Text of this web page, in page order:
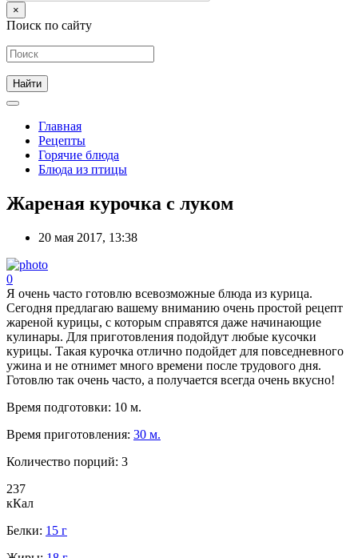
×
Поиск по сайту
Главная
Рецепты
Горячие блюда
Блюда из птицы
Жареная курочка с луком
20 мая 2017, 13:38
0
Я очень часто готовлю всевозможные блюда из курица.
Сегодня предлагаю вашему вниманию очень простой рецепт
жареной курицы, с которым справятся даже начинающие
кулинары. Для приготовления подойдут любые кусочки
курицы. Такая курочка отлично подойдет для повседневного
ужина и не отнимет много времени после трудового дня.
Готовлю так очень часто, а получается всегда очень вкусно!
Время подготовки: 10 м.
Время приготовления: 30 м.
Количество порций: 3
237
кКал
Белки: 15 г